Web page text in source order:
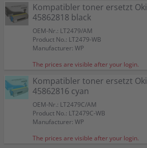
Kompatibler toner ersetzt Oki
45862818 black
OEM-Nr.: LT2479/AM
Product No.: LT2479-WB
Manufacturer: WP
The prices are visible after your login.
Kompatibler toner ersetzt Oki
45862816 cyan
OEM-Nr.: LT2479C/AM
Product No.: LT2479C-WB
Manufacturer: WP
The prices are visible after your login.